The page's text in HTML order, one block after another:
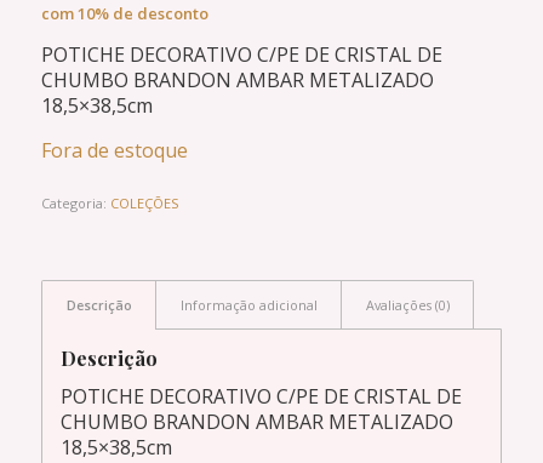
com 10% de desconto
POTICHE DECORATIVO C/PE DE CRISTAL DE
CHUMBO BRANDON AMBAR METALIZADO
18,5×38,5cm
Fora de estoque
Categoria: COLEÇÕES
Descrição Informação adicional Avaliações (0)
Descrição
POTICHE DECORATIVO C/PE DE CRISTAL DE
CHUMBO BRANDON AMBAR METALIZADO
18,5×38,5cm